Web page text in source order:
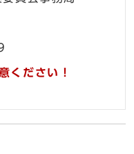
ください！